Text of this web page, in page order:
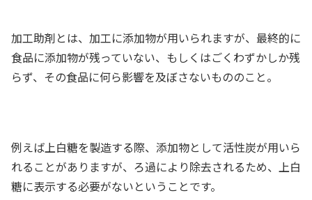
加工助剤とは、加工に添加物が用いられますが、最終的に
食品に添加物が残っていない、もしくはごくわずかしか残
らず、その食品に何ら影響を及ぼさないもののこと。
例えば上白糖を製造する際、添加物として活性炭が用いら
れることがありますが、ろ過により除去されるため、上白
糖に表示する必要がないということです。